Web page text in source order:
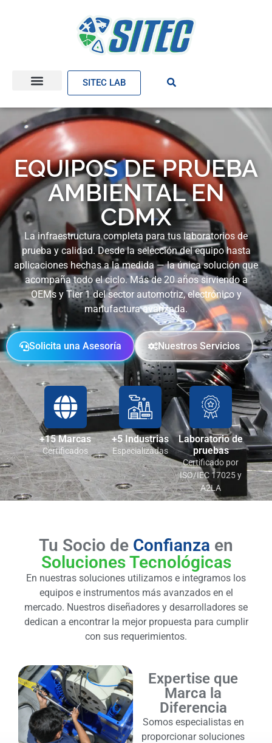
SITEC LAB
EQUIPOS DE PRUEBA
AMBIENTAL EN
CDMX
La infraestructura completa para tus laboratorios de
prueba y calidad. Desde la selección del equipo hasta
aplicaciones hechas a la medida — la única solución que
acompaña todo el ciclo. Más de 20 años sirviendo a
OEMs y Tier 1 del sector automotriz, electrónico y
manufactura avanzada.
Solicita una Asesoría Nuestros Servicios
+15 Marcas
Certificados
+5 Industrias
Especializadas
Laboratorio de
pruebas
Certificado por
ISO/IEC 17025 y
A2LA
Tu Socio de Confianza en
Soluciones Tecnológicas
En nuestras soluciones utilizamos e integramos los
equipos e instrumentos más avanzados en el
mercado. Nuestros diseñadores y desarrolladores se
dedican a encontrar la mejor propuesta para cumplir
con sus requerimientos.
Expertise que
Marca la
Diferencia
Somos especialistas en
proporcionar soluciones